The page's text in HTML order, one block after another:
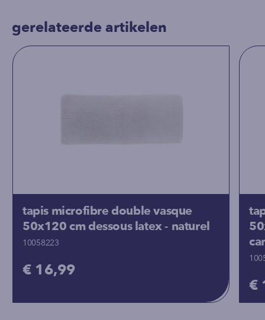
gerelateerde artikelen
tapis microfibre double vasque
50x120 cm dessous latex - naturel
10058223
€ 16,99
€